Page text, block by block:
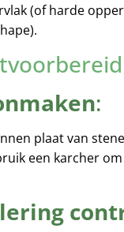
(of harde
:
plaat van
een karcher